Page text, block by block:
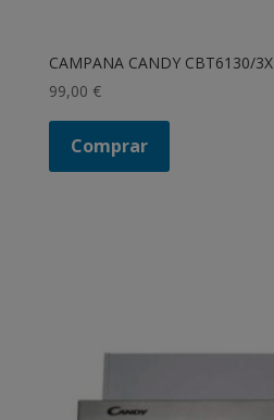
CAMPANA CANDY CBT6130/3X
99,00 €
Comprar